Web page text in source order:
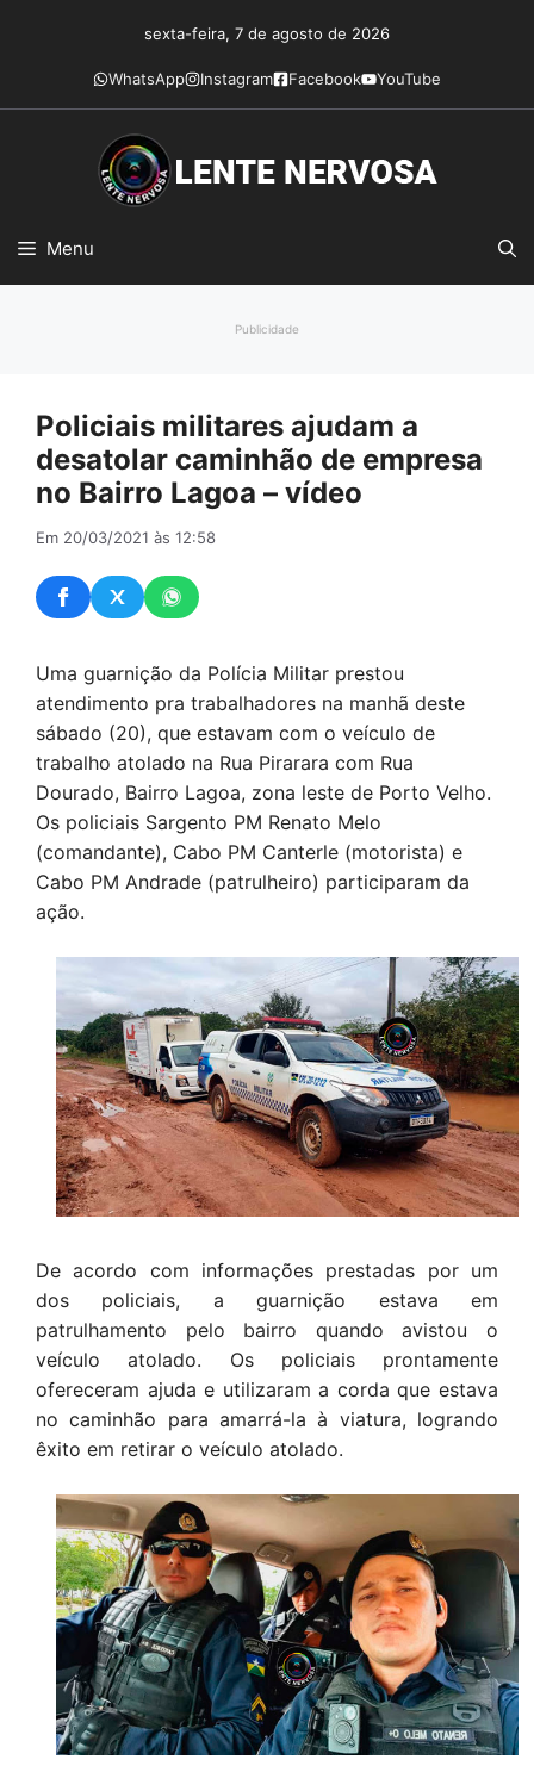
conteúdo
sexta-feira, 7 de agosto de 2026
WhatsApp Instagram Facebook YouTube
Menu
Publicidade
Policiais militares ajudam a
desatolar caminhão de empresa
no Bairro Lagoa – vídeo
Em 20/03/2021 às 12:58
Uma guarnição da Polícia Militar prestou
atendimento pra trabalhadores na manhã deste
sábado (20), que estavam com o veículo de
trabalho atolado na Rua Pirarara com Rua
Dourado, Bairro Lagoa, zona leste de Porto Velho.
Os policiais Sargento PM Renato Melo
(comandante), Cabo PM Canterle (motorista) e
Cabo PM Andrade (patrulheiro) participaram da
ação.
De acordo com informações prestadas por um
dos policiais, a guarnição estava em
patrulhamento pelo bairro quando avistou o
veículo atolado. Os policiais prontamente
ofereceram ajuda e utilizaram a corda que estava
no caminhão para amarrá-la à viatura, logrando
êxito em retirar o veículo atolado.